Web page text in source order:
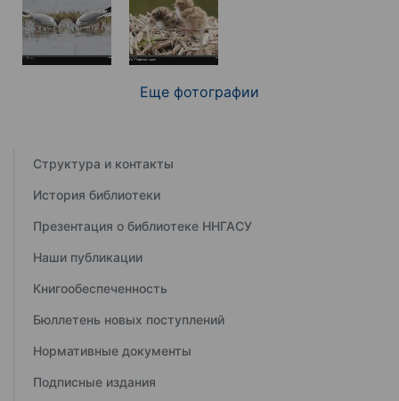
Еще фотографии
Структура и контакты
История библиотеки
Презентация о библиотеке ННГАСУ
Наши публикации
Книгообеспеченность
Бюллетень новых поступлений
Нормативные документы
Подписные издания